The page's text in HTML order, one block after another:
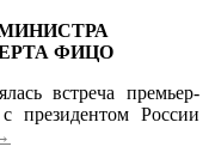
ФИЦО
встреча премьер-
президентом России